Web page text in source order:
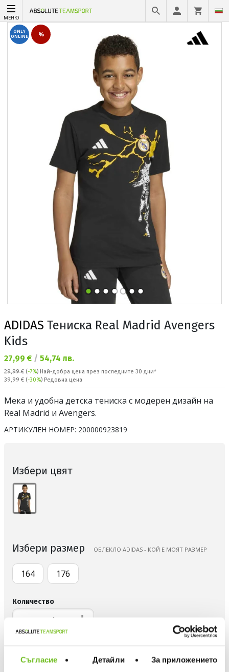
Съгласие Детайли За приложението
МЕНЮ
ONLY
ONLINE
%
ADIDAS Тениска Real Madrid Avengers
Kids
Текуща цена:
27,99 € / 54,74 лв.
29,99 € (-7%) Най-добра цена през последните 30 дни*
Редовна цена:
39,99 € (-30%) Редовна цена
Мека и удобна детска тениска с модерен дизайн на
Real Madrid и Avengers.
АРТИКУЛЕН НОМЕР: 200000923819
Избери цвят
Избери размер OБЛЕКЛО ADIDAS - КОЙ Е МОЯТ РАЗМЕР
164 176
Количество